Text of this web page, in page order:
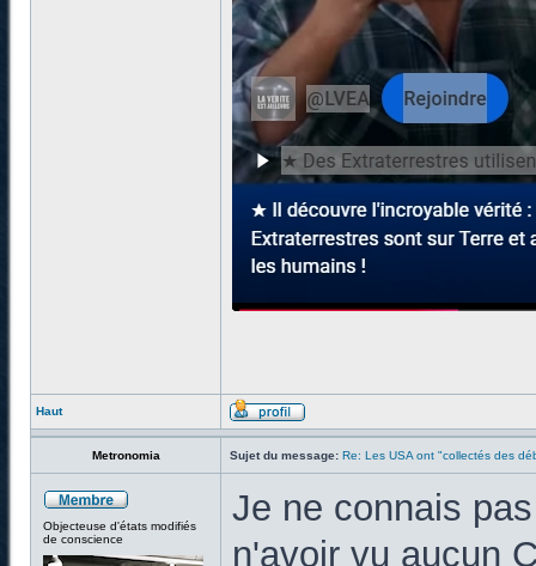
Haut
Metronomia Sujet du message: Re: Les USA ont "collectés des
Objecteuse d'états modifiés
de conscience
Je ne connais
n'avoir vu aucun